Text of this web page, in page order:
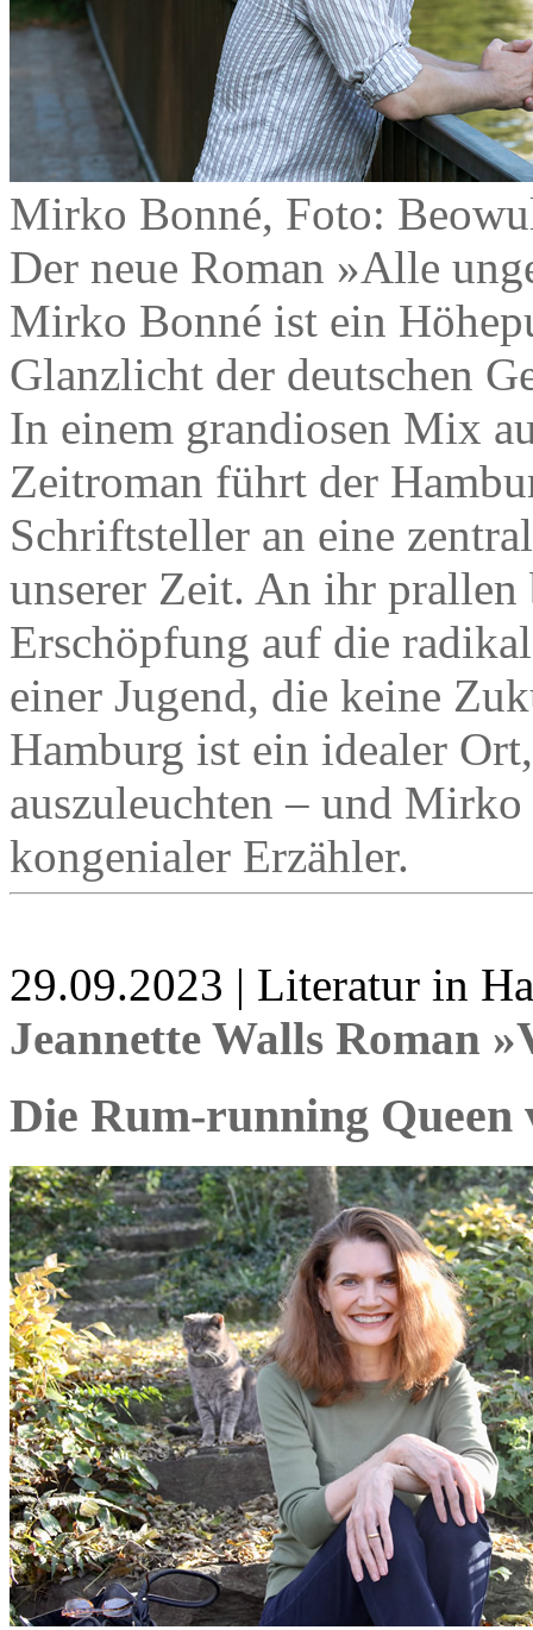
Mirko Bonné, Foto:
Der neue Roman »Alle
Mirko Bonné ist ein
Glanzlicht der deutschen
In einem grandiosen Mix
Zeitroman führt der
Schriftsteller an eine
unserer Zeit. An ihr
Erschöpfung auf die
einer Jugend, die keine
Hamburg ist ein idealer
auszuleuchten – und
kongenialer Erzähler.
29.09.2023 | Literatur in
Jeannette Walls Roman
Die Rum-running